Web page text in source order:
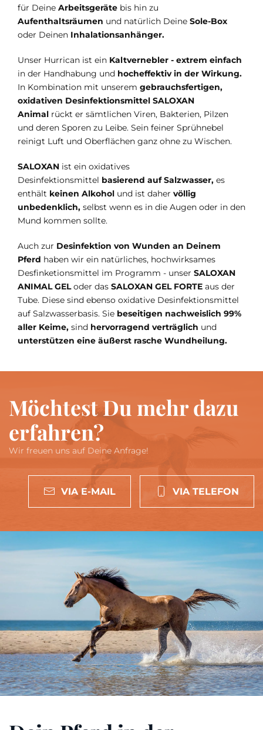
für Deine Arbeitsgeräte bis hin zu
Aufenthaltsräumen und natürlich Deine Sole-Box
oder Deinen Inhalationsanhänger.
Unser Hurrican ist ein Kaltvernebler - extrem einfach
in der Handhabung und hocheffektiv in der Wirkung.
In Kombination mit unserem gebrauchsfertigen,
oxidativen Desinfektionsmittel SALOXAN
Animal rückt er sämtlichen Viren, Bakterien, Pilzen
und deren Sporen zu Leibe. Sein feiner Sprühnebel
reinigt Luft und Oberflächen ganz ohne zu Wischen.
SALOXAN ist ein oxidatives
Desinfektionsmittel basierend auf Salzwasser, es
enthält keinen Alkohol und ist daher völlig
unbedenklich, selbst wenn es in die Augen oder in den
Mund kommen sollte.
Auch zur Desinfektion von Wunden an Deinem
Pferd haben wir ein natürliches, hochwirksames
Desfinketionsmittel im Programm - unser SALOXAN
ANIMAL GELoder das SALOXAN GEL FORTE aus der
Tube. Diese sind ebenso oxidative Desinfektionsmittel
auf Salzwasserbasis. Sie beseitigen nachweislich 99%
aller Keime, sind hervorragend verträglich und
unterstützen eine äußerst rasche Wundheilung.
Möchtest Du mehr dazu
erfahren?
Wir freuen uns auf Deine Anfrage!
VIA E-MAIL VIA TELEFON